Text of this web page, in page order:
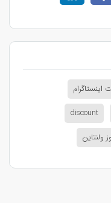
discount
ولنتاین